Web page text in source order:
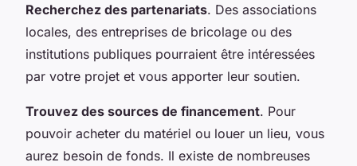
Recherchez des partenariats. Des associations
locales, des entreprises de bricolage ou des
institutions publiques pourraient être intéressées
par votre projet et vous apporter leur soutien.
Trouvez des sources de financement. Pour
pouvoir acheter du matériel ou louer un lieu, vous
aurez besoin de fonds. Il existe de nombreuses